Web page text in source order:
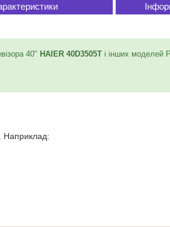
40" HAIER 40D3505T і інших моделей
Наприклад: